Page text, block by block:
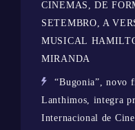
CINEMAS, DE
SETEMBRO, A
MUSICAL
MIRANDA
“Bugonia”, novo
Lanthimos, integra
Internacional de